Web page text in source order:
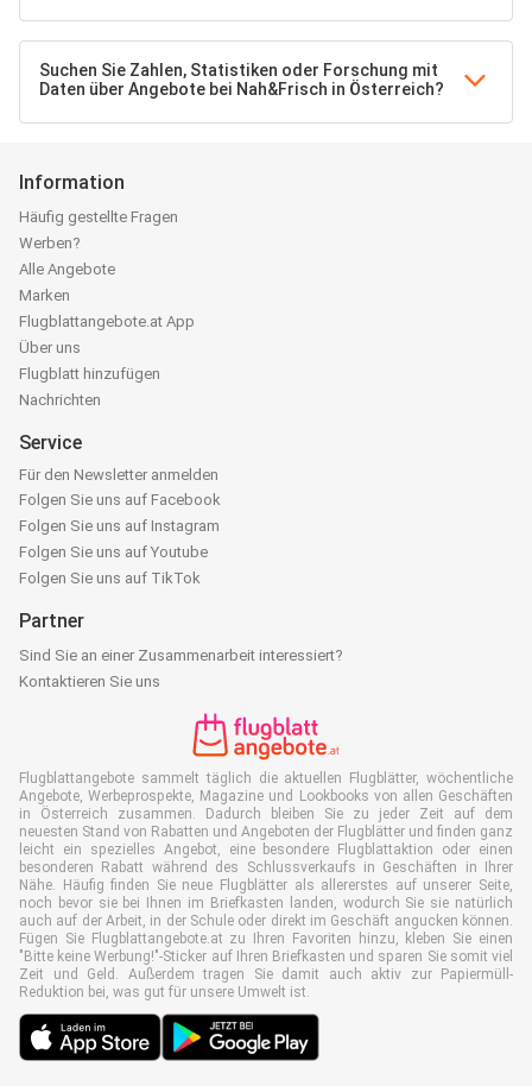
Suchen Sie Zahlen, Statistiken oder Forschung mit
Daten über Angebote bei Nah&Frisch in Österreich?
Information
Häufig gestellte Fragen
Werben?
Alle Angebote
Marken
Flugblattangebote.at App
Über uns
Flugblatt hinzufügen
Nachrichten
Service
Für den Newsletter anmelden
Folgen Sie uns auf Facebook
Folgen Sie uns auf Instagram
Folgen Sie uns auf Youtube
Folgen Sie uns auf TikTok
Partner
Sind Sie an einer Zusammenarbeit interessiert?
Kontaktieren Sie uns
Flugblattangebote sammelt täglich die aktuellen Flugblätter, wöchentliche
Angebote, Werbeprospekte, Magazine und Lookbooks von allen Geschäften
in Österreich zusammen. Dadurch bleiben Sie zu jeder Zeit auf dem
neuesten Stand von Rabatten und Angeboten der Flugblätter und finden ganz
leicht ein spezielles Angebot, eine besondere Flugblattaktion oder einen
besonderen Rabatt während des Schlussverkaufs in Geschäften in Ihrer
Nähe. Häufig finden Sie neue Flugblätter als allererstes auf unserer Seite,
noch bevor sie bei Ihnen im Briefkasten landen, wodurch Sie sie natürlich
auch auf der Arbeit, in der Schule oder direkt im Geschäft angucken können.
Fügen Sie Flugblattangebote.at zu Ihren Favoriten hinzu, kleben Sie einen
"Bitte keine Werbung!"-Sticker auf Ihren Briefkasten und sparen Sie somit viel
Zeit und Geld. Außerdem tragen Sie damit auch aktiv zur Papiermüll-
Reduktion bei, was gut für unsere Umwelt ist.